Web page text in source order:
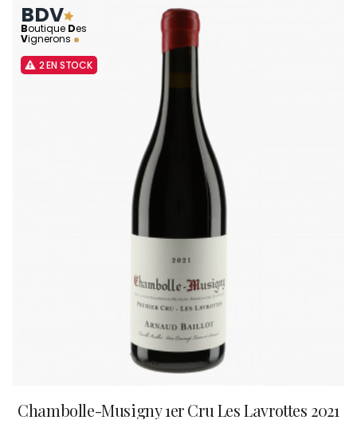
BDV
Boutique Des
Vignerons
2 EN STOCK
Chambolle-Musigny 1er Cru Les Lavrottes 2021